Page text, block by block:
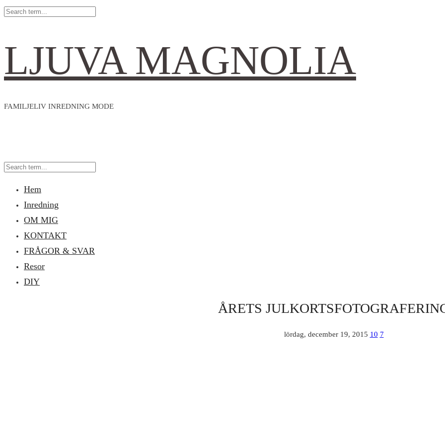
LJUVA MAGNOLIA
FAMILJELIV INREDNING MODE
Hem
Inredning
OM MIG
KONTAKT
FRÅGOR & SVAR
Resor
DIY
ÅRETS
lördag, december 19, 2015 10 7